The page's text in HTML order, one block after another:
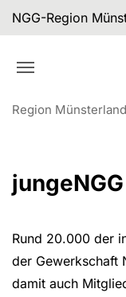
Skip to main
Skip to main content
Skip to page footer
NGG-Region
You are here:
Region Münsterland
jungeNGG
Rund 20.000 der
der Gewerkschaft
damit auch